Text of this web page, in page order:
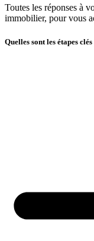
Toutes les réponses à
immobilier, pour vous
Quelles sont les étapes